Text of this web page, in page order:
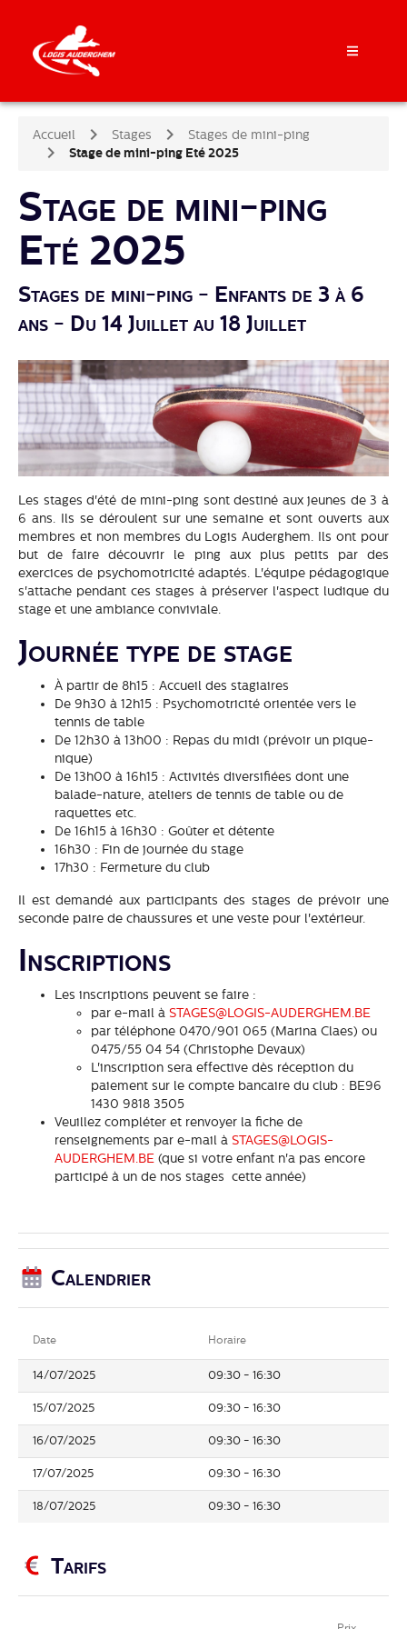
Accueil Stages
Stages de mini-ping
Stage de mini-ping Eté 2025
Stage de mini-ping
Eté 2025
Stages de mini-ping - Enfants de 3 à 6
ans - Du 14 Juillet au 18 Juillet
Les stages d'été de mini-ping sont destiné aux jeunes de 3 à
6 ans. Ils se déroulent sur une semaine et sont ouverts aux
membres et non membres du Logis Auderghem. Ils ont pour
but de faire découvrir le ping aux plus petits par des
exercices de psychomotricité adaptés. L'équipe pédagogique
s'attache pendant ces stages à préserver l'aspect ludique du
stage et une ambiance conviviale.
Journée type de stage
À partir de 8h15 : Accueil des stagiaires
De 9h30 à 12h15 : Psychomotricité orientée vers le
tennis de table
De 12h30 à 13h00 : Repas du midi (prévoir un pique-
nique)
De 13h00 à 16h15 : Activités diversifiées dont une
balade-nature, ateliers de tennis de table ou de
raquettes etc.
De 16h15 à 16h30 : Goûter et détente
16h30 : Fin de journée du stage
17h30 : Fermeture du club
Il est demandé aux participants des stages de prévoir une
seconde paire de chaussures et une veste pour l'extérieur.
Inscriptions
Les inscriptions peuvent se faire :
par e-mail à STAGES@LOGIS-AUDERGHEM.BE
par téléphone 0470/901 065 (Marina Claes) ou
0475/55 04 54 (Christophe Devaux)
L'inscription sera effective dès réception du
paiement sur le compte bancaire du club : BE96
1430 9818 3505
Veuillez compléter et renvoyer la fiche de
renseignements par e-mail à STAGES@LOGIS-
AUDERGHEM.BE (que si votre enfant n'a pas encore
participé à un de nos stages cette année)
Calendrier
Date Horaire
14/07/2025 09:30 - 16:30
15/07/2025 09:30 - 16:30
16/07/2025 09:30 - 16:30
17/07/2025 09:30 - 16:30
18/07/2025 09:30 - 16:30
Tarifs